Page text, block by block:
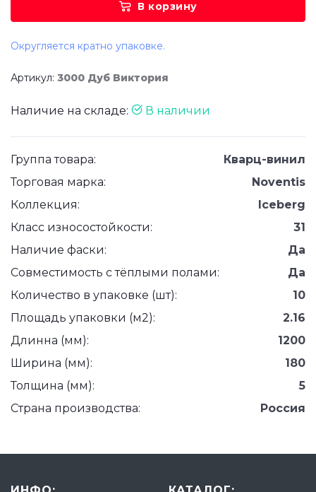
В корзину
Округляется кратно упаковке.
Артикул: 3000 Дуб Виктория
Наличие на складе: В наличии
Группа товара:
Кварц-винил
Торговая марка:
Noventis
Коллекция:
Iceberg
Класс износостойкости:
31
Наличие фаски:
Да
Совместимость с тёплыми полами:
Да
Количество в упаковке (шт):
10
Площадь упаковки (м2):
2.16
Длинна (мм):
1200
Ширина (мм):
180
Толщина (мм):
5
Страна производства:
Россия